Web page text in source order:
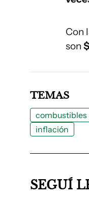
Con
son
TEMAS
combustibles
inflación
SEGUÍ